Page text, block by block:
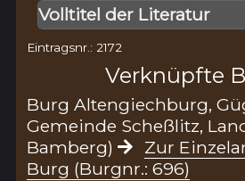
Volltitel der Literatur
Eintragsnr.: 2172
Verknüpfte
Burg Altengiechburg,
Gemeinde Scheßlitz,
Bamberg)
Zur
Burg (Burgnr.: 696)